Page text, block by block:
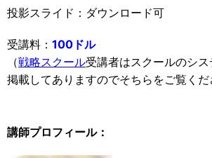
投影スライド：ダウンロード可
受講料： 100ドル
（戦略スクール受講者はスクールのシ
掲載してありますのでそちらをご覧くだ
講師プロフィール：